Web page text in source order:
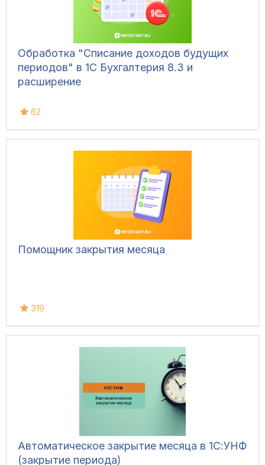
Обработка "Списание доходов будущих
периодов" в 1С Бухгалтерия 8.3 и
расширение
62
Помощник закрытия месяца
319
Автоматическое закрытие месяца в 1С:УНФ
(закрытие периода)